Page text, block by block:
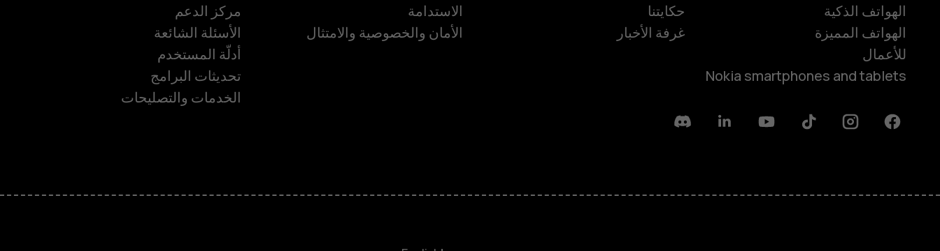
HMD Terra M
الهواتف الذكية
الهواتف المميزة
للأعمال
Nokia smartphones and tablets
حكايتنا
غرفة الأخبار
الاستدامة
الأمان والخصوصية والامتثال
مركز الدعم
الأسئلة الشائعة
أدلّة المستخدم
تحديثات البرامج
الخدمات والتصليحات
Facebook
Instagram
Tiktok
Youtube
Linkedin
Discord